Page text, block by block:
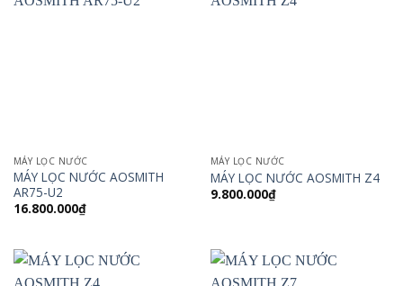
MÁY LỌC NƯỚC
MÁY LỌC NƯỚC AOSMITH
AR75-U2
16.800.000₫
MÁY LỌC NƯỚC
MÁY LỌC NƯỚC AOSMITH Z4
9.800.000₫